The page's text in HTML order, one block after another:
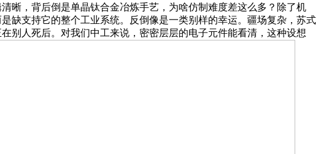
晰，背后倒是单晶钛合金冶炼手艺，为啥仿制难度差这么多？除了机
缺支持它的整个工业系统。反倒像是一类别样的幸运。疆场复杂，苏式
别人死后。对我们中工来说，密密层层的电子元件能看清，这种设想